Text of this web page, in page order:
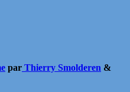
par Thierry Smolderen &